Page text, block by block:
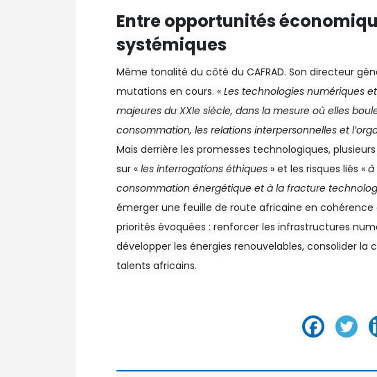
Entre opportunités
systémiques
Même tonalité du côté du CAFRAD. Son directeur
mutations en cours. « Les technologies numériques
majeures du XXIe siècle, dans la mesure où elles
consommation, les relations interpersonnelles et
Mais derrière les promesses technologiques,
sur « les interrogations éthiques» et les risques liés « à
consommation énergétique et à la fracture
émerger une feuille de route africaine en cohérence
priorités évoquées : renforcer les infrastructures
développer les énergies renouvelables, consolider
talents africains.